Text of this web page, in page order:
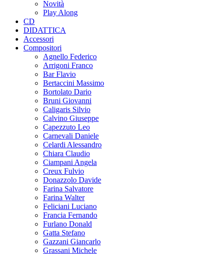
Novità
Play Along
CD
DIDATTICA
Accessori
Compositori
Agnello Federico
Arrigoni Franco
Bar Flavio
Bertaccini Massimo
Bortolato Dario
Bruni Giovanni
Caligaris Silvio
Calvino Giuseppe
Capezzuto Leo
Carnevali Daniele
Celardi Alessandro
Chiara Claudio
Ciampani Angela
Creux Fulvio
Donazzolo Davide
Farina Salvatore
Farina Walter
Feliciani Luciano
Francia Fernando
Furlano Donald
Gatta Stefano
Gazzani Giancarlo
Grassani Michele